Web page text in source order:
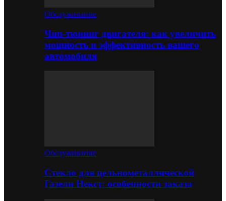
Обслуживание
Чип-тюнинг двигателя: как увеличить
мощность и эффективность вашего
автомобиля
Обслуживание
Стекло для цельнометаллической
Газели Некст: особенности заказа